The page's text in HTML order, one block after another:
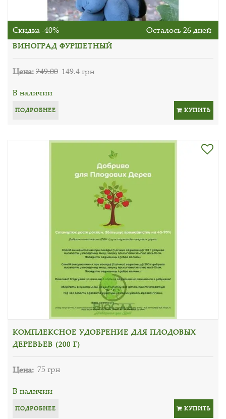
Скидка -40% Осталось 26 дней
ВИНОГРАД ФУРШЕТНЫЙ
Цена:249.00 149.4 грн
В наличии
ПОДРОБНЕЕ КУПИТЬ
КОМПЛЕКСНОЕ УДОБРЕНИЕ ДЛЯ ПЛОДОВЫХ
ДЕРЕВЬЕВ (200 Г)
Цена: 75 грн
В наличии
ПОДРОБНЕЕ КУПИТЬ